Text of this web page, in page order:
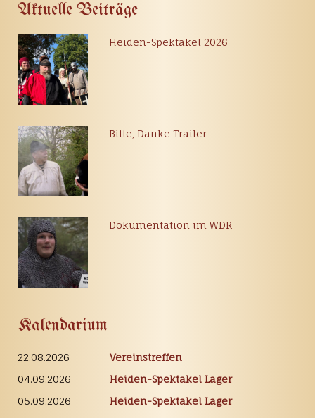
Aktuelle Beiträge
Heiden-Spektakel 2026
Bitte, Danke Trailer
Dokumentation im WDR
Kalendarium
22.08.2026
Vereinstreffen
04.09.2026
Heiden-Spektakel Lager
05.09.2026
Heiden-Spektakel Lager